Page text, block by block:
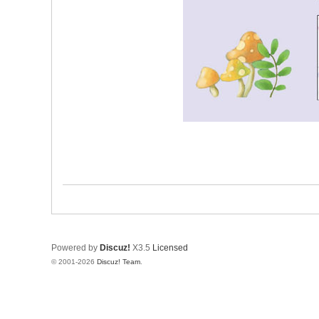
Powered by Discuz! X3.5 Licensed
© 2001-2026 Discuz! Team